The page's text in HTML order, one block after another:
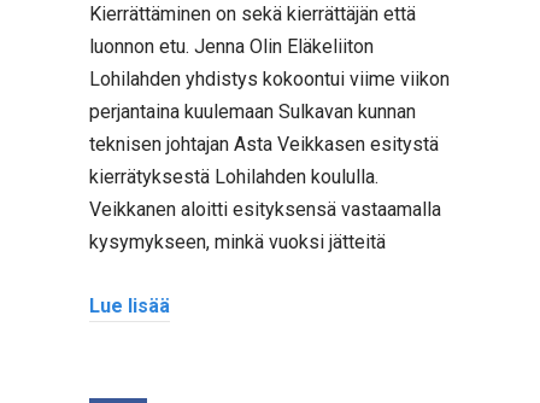
Kierrättäminen on sekä kierrättäjän että
luonnon etu. Jenna Olin Eläkeliiton
Lohilahden yhdistys kokoontui viime viikon
perjantaina kuulemaan Sulkavan kunnan
teknisen johtajan Asta Veikkasen esitystä
kierrätyksestä Lohilahden koululla.
Veikkanen aloitti esityksensä vastaamalla
kysymykseen, minkä vuoksi jätteitä
Lue lisää